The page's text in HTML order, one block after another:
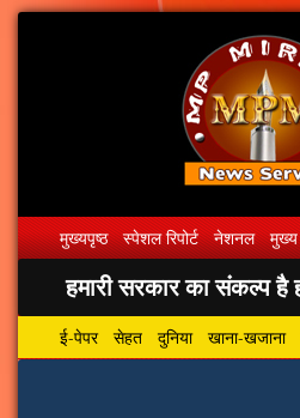
मुख्यपृष्ठ स्पेशल रिपोर्ट नेशनल
हमारी सरकार का संकल्प है
ई-पेपर सेहत दुनिया खाना-खजाना